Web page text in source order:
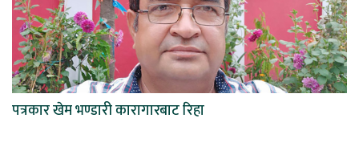
पत्रकार खेम भण्डारी कारागारबाट रिहा